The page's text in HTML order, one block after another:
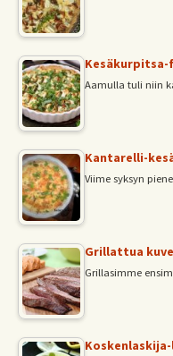
Aamulla tuli niin
Kantarelli-
Viime syksyn
Grillattua
Grillasimme